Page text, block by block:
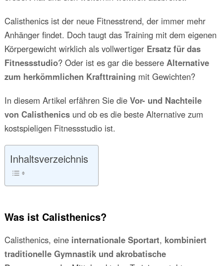
Calisthenics ist der neue Fitnesstrend, der immer mehr
Anhänger findet. Doch taugt das Training mit dem eigenen
Körpergewicht wirklich als vollwertiger Ersatz für das
Fitnessstudio? Oder ist es gar die bessere Alternative
zum herkömmlichen Krafttraining mit Gewichten?
In diesem Artikel erfähren Sie die Vor- und Nachteile
von Calisthenicsund ob es die beste Alternative zum
kostspieligen Fitnessstudio ist.
Inhaltsverzeichnis
Was ist Calisthenics?
Calisthenics, eine internationale Sportart, kombiniert
traditionelle Gymnastik und akrobatische